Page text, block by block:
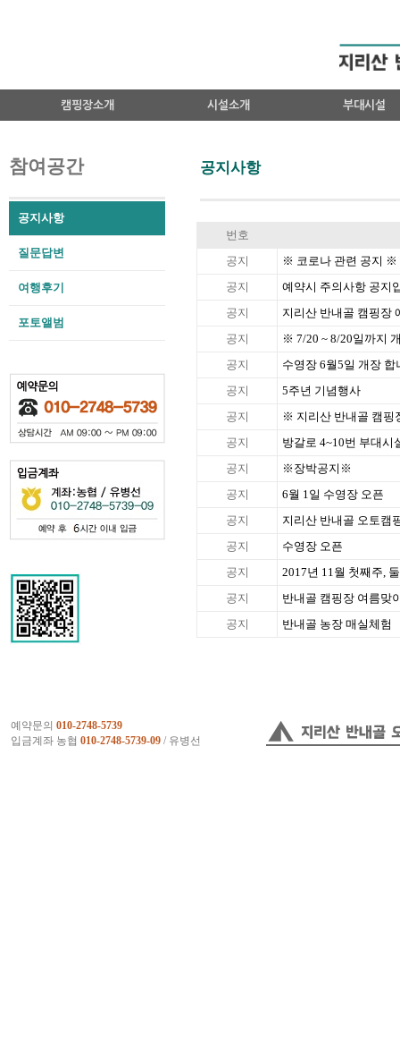
캠핑장소개 시설소개 부대시설
참여공간 공지사항
공지사항
질문답변
여행후기
포토앨범
번호
공지
※ 코로나 관련 공지 ※
공지
예약시 주의사항 공지
공지
지리산 반내골 캠핑장
공지
※ 7/20 ~ 8/20일까지
공지
수영장 6월5일 개장 합
공지
5주년 기념행사
공지
※ 지리산 반내골 캠핑
공지
방갈로 4~10번 부대시
공지
※장박공지※
공지
6월 1일 수영장 오픈
공지
지리산 반내골 오토캠
공지
수영장 오픈
공지
2017년 11월 첫째주,
공지
반내골 캠핑장 여름맞
공지
반내골 농장 매실체험
예약문의 010-2748-5739
입금계좌 농협 010-2748-5739-09 / 유병선